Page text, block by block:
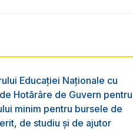
Educației Naționale cu
Hotărâre de Guvern pentru
minim pentru bursele de
de studiu și de ajutor